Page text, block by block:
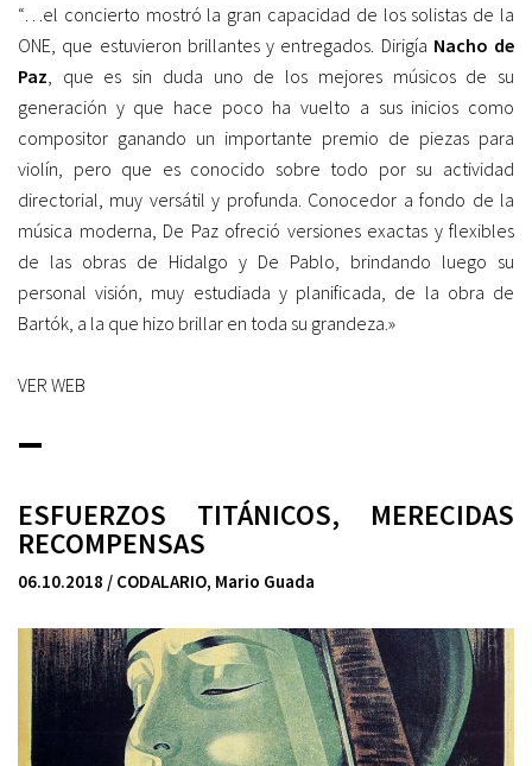
“…el concierto mostró la gran capacidad de los solistas de la
ONE, que estuvieron brillantes y entregados. Dirigía Nacho de
Paz , que es sin duda uno de los mejores músicos de su
generación y que hace poco ha vuelto a sus inicios como
compositor ganando un importante premio de piezas para
violín, pero que es conocido sobre todo por su actividad
directorial, muy versátil y profunda. Conocedor a fondo de la
música moderna, De Paz ofreció versiones exactas y flexibles
de las obras de Hidalgo y De Pablo, brindando luego su
personal visión, muy estudiada y planificada, de la obra de
Bartók, a la que hizo brillar en toda su grandeza.»
VER WEB
ESFUERZOS TITÁNICOS, MERECIDAS
RECOMPENSAS
06.10.2018 / CODALARIO, Mario Guada